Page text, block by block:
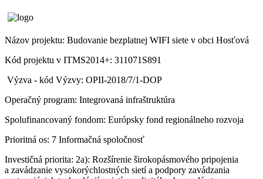
Názov projektu: Budovanie bezplatnej WIFI siete v obci Hosťová
Kód projektu v ITMS2014+: 311071S891
Výzva - kód Výzvy: OPII-2018/7/1-DOP
Operačný program: Integrovaná infraštruktúra
Spolufinancovaný fondom: Európsky fond regionálneho rozvoja
Prioritná os: 7 Informačná spoločnosť
Investičná priorita: 2a): Rozšírenie širokopásmového pripojenia
a zavádzanie vysokorýchlostných sietí a podpory zavádzania